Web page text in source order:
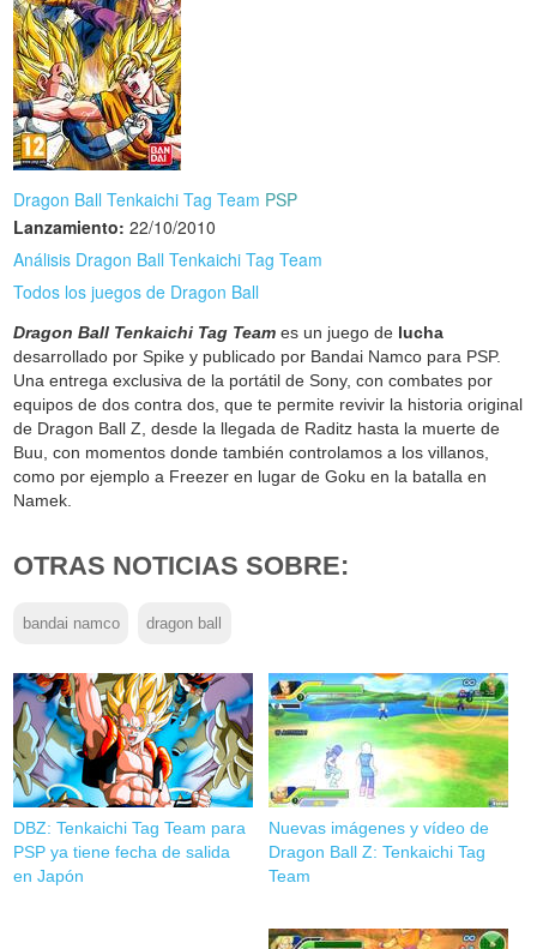
Dragon Ball Tenkaichi Tag Team PSP
Lanzamiento: 22/10/2010
Análisis Dragon Ball Tenkaichi Tag Team
Todos los juegos de Dragon Ball
Dragon Ball Tenkaichi Tag Team es un juego de lucha
desarrollado por Spike y publicado por Bandai Namco para PSP.
Una entrega exclusiva de la portátil de Sony, con combates por
equipos de dos contra dos, que te permite revivir la historia original
de Dragon Ball Z, desde la llegada de Raditz hasta la muerte de
Buu, con momentos donde también controlamos a los villanos,
como por ejemplo a Freezer en lugar de Goku en la batalla en
Namek.
OTRAS NOTICIAS SOBRE:
bandai namco dragon ball
DBZ: Tenkaichi Tag Team para
PSP ya tiene fecha de salida
en Japón
Nuevas imágenes y vídeo de
Dragon Ball Z: Tenkaichi Tag
Team